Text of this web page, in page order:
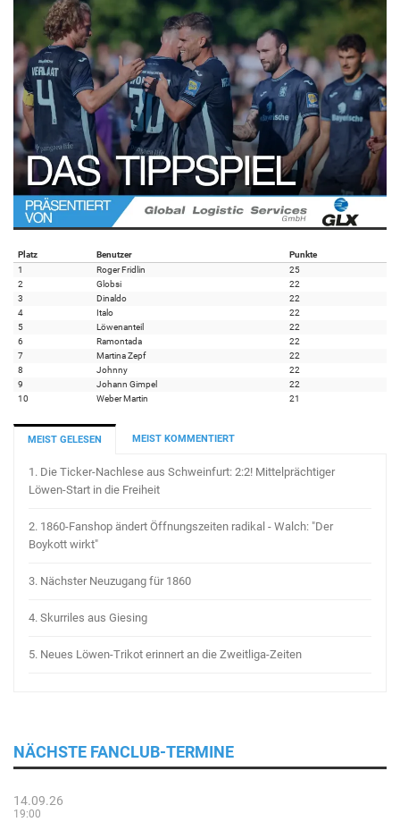
Platz Benutzer
Punkte
1
Roger Fridlin
25
2
Globsi
22
3
Dinaldo
22
4
Italo
22
5
Löwenanteil
22
6
Ramontada
22
7
Martina Zepf
22
8
Johnny
22
9
Johann Gimpel
22
10
Weber Martin 21
MEIST GELESEN MEIST KOMMENTIERT
1. Die Ticker-Nachlese aus Schweinfurt: 2:2! Mittelprächtiger
Löwen-Start in die Freiheit
2. 1860-Fanshop ändert Öffnungszeiten radikal - Walch: "Der
Boykott wirkt"
3. Nächster Neuzugang für 1860
4. Skurriles aus Giesing
5. Neues Löwen-Trikot erinnert an die Zweitliga-Zeiten
NÄCHSTE FANCLUB-TERMINE
14.09.26
19:00